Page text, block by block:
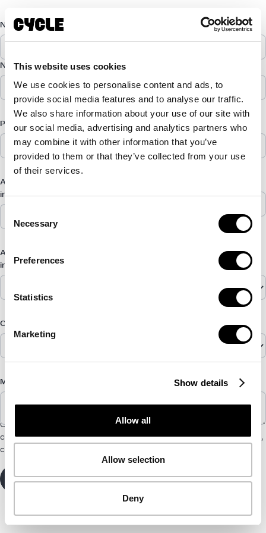
This website uses cookies
We use cookies to personalise content and ads, to
provide social media features and to analyse our traffic.
We also share information about your use of our site with
our social media, advertising and analytics partners who
may combine it with other information that you’ve
provided to them or that they’ve collected from your use
of their services.
Selection
Necessary
Preferences
Statistics
Marketing
Show details
Allow all
Allow selection
Deny
Nome dell'azienda* Cognome
Numero di telefono
Paese/regione* Città*
A quale servizio sei
interessato?
A quale veicolo sei
interessato?
A quale accessorio sei
Come hai saputo di noi?
Messaggio
CYCLE ha bisogno delle informazioni di contatto che ci fornisci per
contattarti sui nostri prodotti e servizi. Per ulteriori informazioni,
consulta il nostro